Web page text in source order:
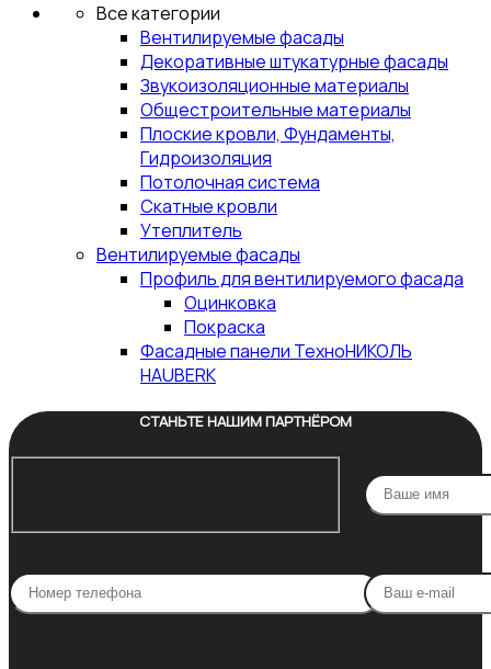
Все категории
Вентилируемые фасады
Декоративные штукатурные фасады
Звукоизоляционные материалы
Общестроительные материалы
Плоские кровли, Фундаменты,
Гидроизоляция
Потолочная система
Скатные кровли
Утеплитель
Вентилируемые фасады
Профиль для вентилируемого фасада
Оцинковка
Покраска
Фасадные панели ТехноНИКОЛЬ
HAUBERK
СТАНЬТЕ НАШИМ ПАРТНЁРОМ